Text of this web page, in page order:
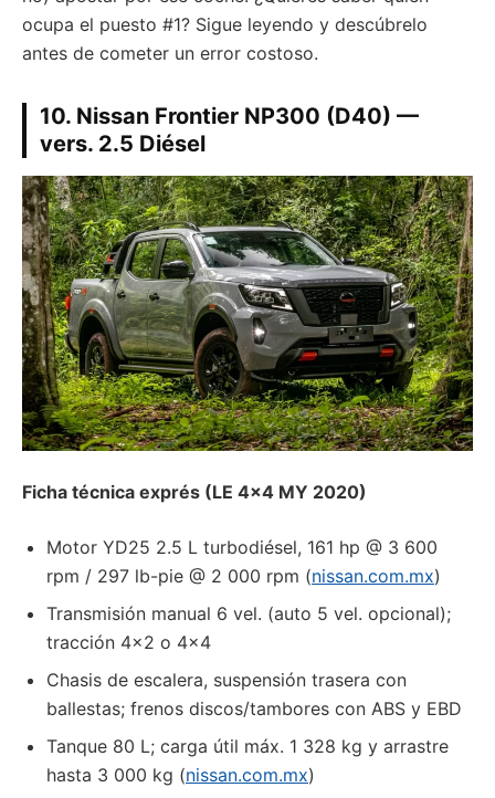
ocupa el puesto #1? Sigue leyendo y descúbrelo
antes de cometer un error costoso.
10. Nissan Frontier NP300 (D40) —
vers. 2.5 Diésel
Ficha técnica exprés (LE 4×4 MY 2020)
Motor YD25 2.5 L turbodiésel, 161 hp @ 3 600
rpm / 297 lb-pie @ 2 000 rpm (nissan.com.mx)
Transmisión manual 6 vel. (auto 5 vel. opcional);
tracción 4×2 o 4×4
Chasis de escalera, suspensión trasera con
ballestas; frenos discos/tambores con ABS y EBD
Tanque 80 L; carga útil máx. 1 328 kg y arrastre
hasta 3 000 kg (nissan.com.mx)